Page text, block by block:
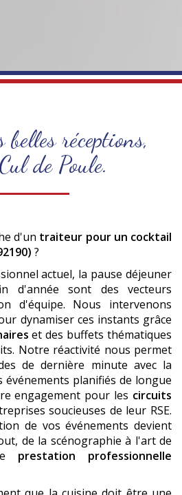
réceptions,
de Poule.
d'un traiteur pour un cocktail
?
actuel, la pause déjeuner
d'année sont des vecteurs
d'équipe. Nous intervenons
dynamiser ces instants grâce
et des buffets thématiques
Notre réactivité nous permet
de dernière minute avec la
événements planifiés de longue
engagement pour les circuits
soucieuses de leur RSE.
de vos événements devient
de la scénographie à l'art de
prestation professionnelle